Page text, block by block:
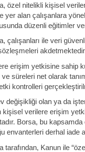
nitelikli kişisel
yer alan çalışanlara
düzenli eğitimler
ile veri
yetkisine sahip
ve süreleri net olarak
kontrolleri
olan ya da
kişisel verilere erişim
Borsa, bu
envanterleri derhal iade
Kanun ile “özel